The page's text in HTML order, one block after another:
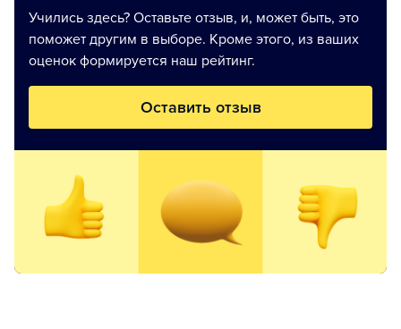
Учились здесь? Оставьте отзыв, и, может быть, это
поможет другим в выборе. Кроме этого, из ваших
оценок формируется наш рейтинг.
Оставить отзыв